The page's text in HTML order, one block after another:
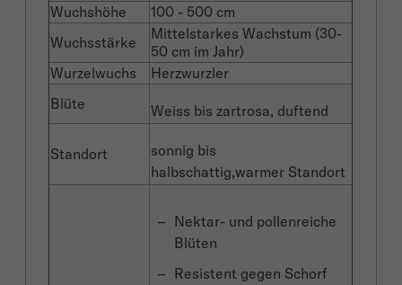
Wuchshöhe
100 - 500 cm
Wuchsstärke
Mittelstarkes Wachstum (30-
50 cm im Jahr)
Wurzelwuchs
Herzwurzler
Blüte
Weiss bis zartrosa, duftend
Standort
sonnig bis
halbschattig,warmer Standort
Nektar- und pollenreiche
Blüten
Resistent gegen Schorf